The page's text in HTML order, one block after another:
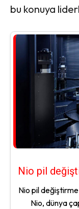
bu konuya
Nio pil
Nio pil değiştirme
Nio, dünya